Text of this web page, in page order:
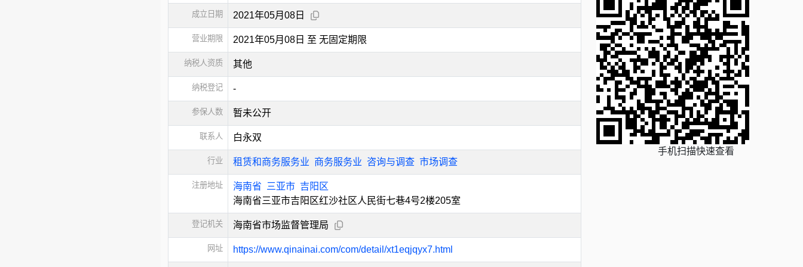
成立日期 2021年05月08日
营业期限 2021年05月08日 至 无固定期限
纳税人资质 其他
纳税登记 -
参保人数 暂未公开
联系人 白永双
行业 租赁和商务服务业 商务服务业 咨询与调查 市场调查
注册地址 海南省 三亚市 吉阳区
海南省三亚市吉阳区红沙社区人民街七巷4号2楼205室
登记机关 海南省市场监督管理局
网址 https://www.qinainai.com/com/detail/xt1eqjqyx7.html
手机扫描快速查看